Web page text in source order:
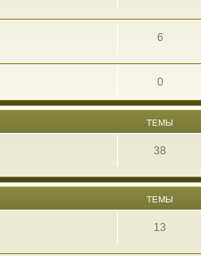
6
0
ТЕМЫ
38
ТЕМЫ
13